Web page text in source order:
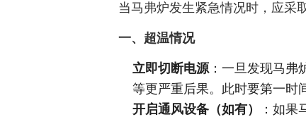
当马弗炉发生紧急情况时，应采
一、超温情况
立即切断电源：一旦发现马弗
等更严重后果。此时要第一时
开启通风设备（如有）
：如